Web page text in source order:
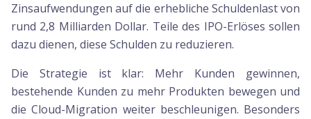
Zinsaufwendungen auf die erhebliche Schuldenlast von
rund 2,8 Milliarden Dollar. Teile des IPO-Erlöses sollen
dazu dienen, diese Schulden zu reduzieren.
Die Strategie ist klar: Mehr Kunden gewinnen,
bestehende Kunden zu mehr Produkten bewegen und
die Cloud-Migration weiter beschleunigen. Besonders